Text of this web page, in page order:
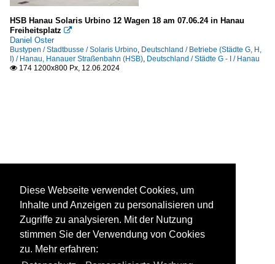
HSB Hanau Solaris Urbino 12 Wagen 18 am 07.06.24 in Hanau
Freiheitsplatz 
Daniel Oster
Bustypen / Stadtbusse / Solaris Urbino, Deutschland / Betriebe (Städte G, H,
I) / Hanau, Hanauer Straßenbahn (HSB), Deutschland / Städte G - I / Hanau
 174 1200x800 Px, 12.06.2024
Diese Webseite verwendet Cookies, um
Inhalte und Anzeigen zu personalisieren und
Zugriffe zu analysieren. Mit der Nutzung
stimmen Sie der Verwendung von Cookies
zu. Mehr erfahren: